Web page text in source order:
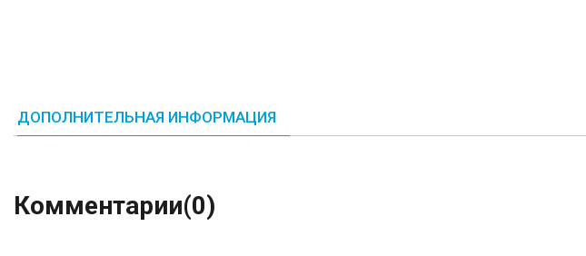
ДОПОЛНИТЕЛЬНАЯ ИНФОРМАЦИЯ
Комментарии(0)